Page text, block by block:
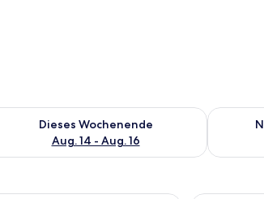
10 - Aug. 11.
Dieses Wochenende
Aug. 14 - Aug. 16
die Verfügbarkeit für dieses